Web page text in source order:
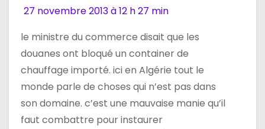
27 novembre 2013 à 12 h 27 min
le ministre du commerce disait que les
douanes ont bloqué un container de
chauffage importé. ici en Algérie tout le
monde parle de choses qui n’est pas dans
son domaine. c’est une mauvaise manie qu’il
faut combattre pour instaurer